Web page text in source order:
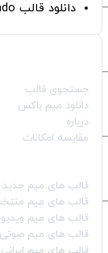
دانلود قالب Montagem Chateado
جستجوی قالب
دانلود میم باکس
درباره
مقایسه امکانات
قالب‌ های میم جدید
قالب‌ های میم
قالب‌ های میم
قالب‌ های میم صوتی